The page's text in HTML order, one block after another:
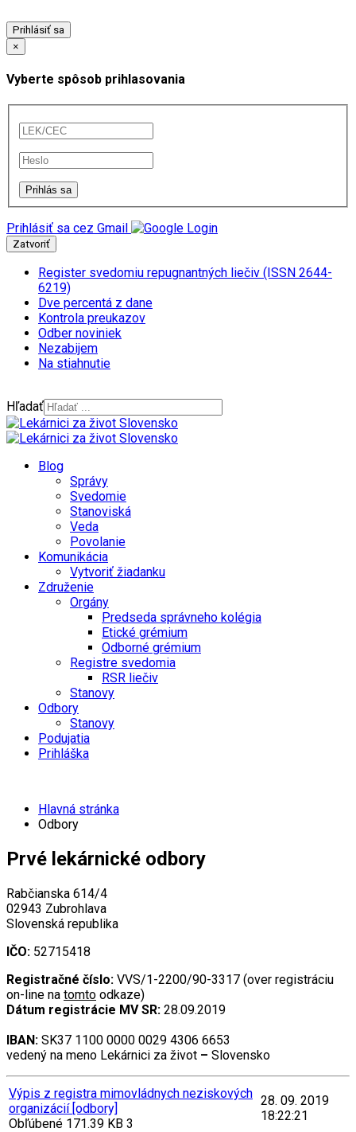
Prihlásiť sa
×
Vyberte spôsob prihlasovania
Prihlásiť sa cez Gmail
Zatvoriť
Register svedomiu repugnantných liečiv (ISSN 2644-
6219)
Dve percentá z dane
Kontrola preukazov
Odber noviniek
Nezabijem
Na stiahnutie
Hľadať
Blog
Správy
Svedomie
Stanoviská
Veda
Povolanie
Komunikácia
Vytvoriť žiadanku
Združenie
Orgány
Predseda správneho kolégia
Etické grémium
Odborné grémium
Registre svedomia
RSR liečiv
Stanovy
Odbory
Stanovy
Podujatia
Prihláška
Hlavná stránka
Odbory
Prvé lekárnické odbory
Rabčianska 614/4
02943 Zubrohlava
Slovenská republika
IČO: 52715418
Registračné číslo: VVS/1-2200/90-3317 (over registráciu
on-line na tomto odkaze)
Dátum registrácie MV SR: 28.09.2019
IBAN: SK37 1100 0000 0029 4306 6653
vedený na meno Lekárnici za život – Slovensko
Výpis z registra mimovládnych neziskových
organizácií [odbory]
Obľúbené 171.39 KB 3
28. 09. 2019
18:22:21